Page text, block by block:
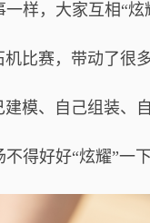
样，大家互相“炫
比赛，带动了很
模、自己组装、自
得好好“炫耀”一下